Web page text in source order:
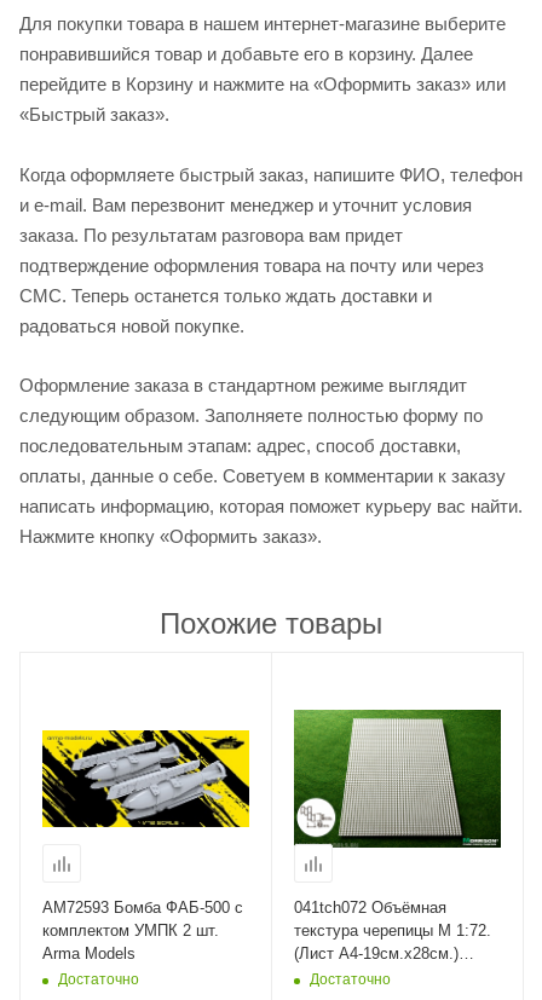
Для покупки товара в нашем интернет-магазине выберите
понравившийся товар и добавьте его в корзину. Далее
перейдите в Корзину и нажмите на «Оформить заказ» или
«Быстрый заказ».
Когда оформляете быстрый заказ, напишите ФИО, телефон
и e-mail. Вам перезвонит менеджер и уточнит условия
заказа. По результатам разговора вам придет
подтверждение оформления товара на почту или через
СМС. Теперь останется только ждать доставки и
радоваться новой покупке.
Оформление заказа в стандартном режиме выглядит
следующим образом. Заполняете полностью форму по
последовательным этапам: адрес, способ доставки,
оплаты, данные о себе. Советуем в комментарии к заказу
написать информацию, которая поможет курьеру вас найти.
Нажмите кнопку «Оформить заказ».
Похожие товары
AM72593 Бомба ФАБ-500 с
комплектом УМПК 2 шт.
Arma Models
Достаточно
041tch072 Объёмная
текстура черепицы М 1:72.
(Лист А4-19см.х28см.)
Morrison
Достаточно